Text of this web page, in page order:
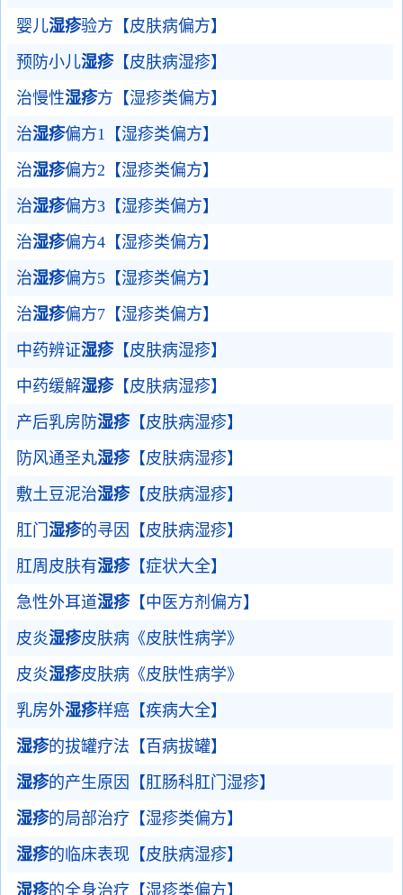
婴儿湿疹验方【皮肤病偏方】
预防小儿湿疹【皮肤病湿疹】
治慢性湿疹方【湿疹类偏方】
治湿疹偏方1【湿疹类偏方】
治湿疹偏方2【湿疹类偏方】
治湿疹偏方3【湿疹类偏方】
治湿疹偏方4【湿疹类偏方】
治湿疹偏方5【湿疹类偏方】
治湿疹偏方7【湿疹类偏方】
中药辨证湿疹【皮肤病湿疹】
中药缓解湿疹【皮肤病湿疹】
产后乳房防湿疹【皮肤病湿疹】
防风通圣丸湿疹【皮肤病湿疹】
敷土豆泥治湿疹【皮肤病湿疹】
肛门 湿疹的寻因【皮肤病湿疹】
肛周皮肤有湿疹【症状大全】
急性外耳道湿疹【中医方剂偏方】
皮炎湿疹皮肤病《皮肤性病学》
皮炎湿疹皮肤病《皮肤性病学》
乳房外湿疹样癌【疾病大全】
湿疹的拔罐疗法【百病拔罐】
湿疹的产生原因【肛肠科肛门湿疹】
湿疹的局部治疗【湿疹类偏方】
湿疹的临床表现【皮肤病湿疹】
湿疹的全身治疗【湿疹类偏方】